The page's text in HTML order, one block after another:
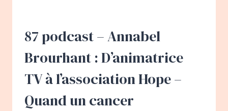
AU
MARKETING
À
87 podcast – Annabel
Brourhant : D’animatrice
TV à l’association Hope –
Quand un cancer